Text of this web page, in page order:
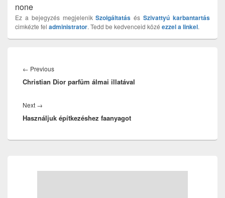
none
Ez a bejegyzés megjelenikSzolgáltatás ésSzivattyú karbantartás
cimkézte fel administrator. Tedd be kedvenceid közé ezzel a linkel.
navigáció
← PreviousPrevious
post:
Christian Dior parfüm álmai illatával
Next →
post:
Használjuk építkezéshez faanyagot